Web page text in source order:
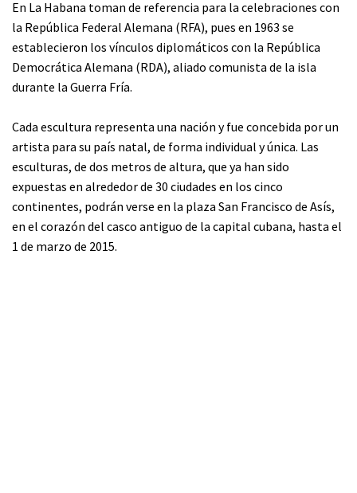
En La Habana toman de referencia para la celebraciones con
la República Federal Alemana (RFA), pues en 1963 se
establecieron los vínculos diplomáticos con la República
Democrática Alemana (RDA), aliado comunista de la isla
durante la Guerra Fría.
Cada escultura representa una nación y fue concebida por un
artista para su país natal, de forma individual y única. Las
esculturas, de dos metros de altura, que ya han sido
expuestas en alrededor de 30 ciudades en los cinco
continentes, podrán verse en la plaza San Francisco de Asís,
en el corazón del casco antiguo de la capital cubana, hasta el
1 de marzo de 2015.